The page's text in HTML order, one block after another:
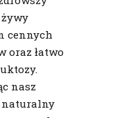
cennych
oraz łatwo
nasz
naturalny